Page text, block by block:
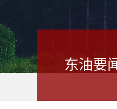
东油要